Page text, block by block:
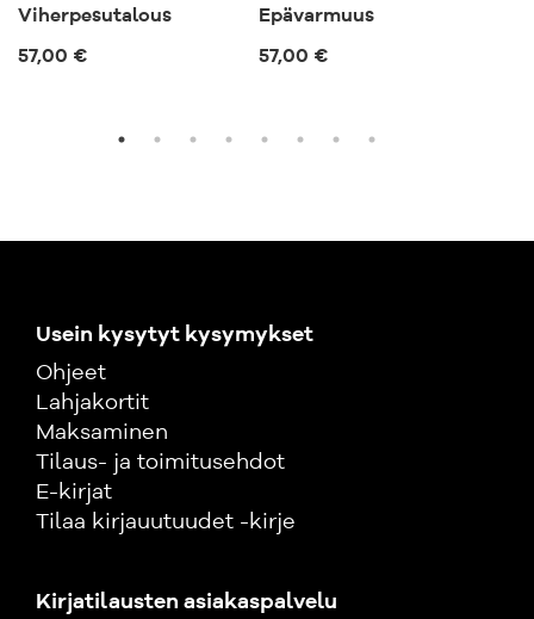
Viherpesutalous
57,00 €
Epävarmuus
57,00 €
Usein kysytyt kysymykset
Ohjeet
Lahjakortit
Maksaminen
Tilaus- ja toimitusehdot
E-kirjat
Tilaa kirjauutuudet -kirje
Kirjatilausten asiakaspalvelu